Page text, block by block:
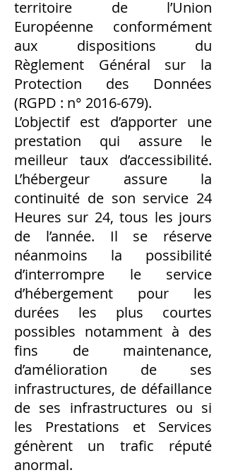
territoire de l’Union
Européenne conformément
aux dispositions du
Règlement Général sur la
Protection des Données
(RGPD : n° 2016-679).
L’objectif est d’apporter une
prestation qui assure le
meilleur taux d’accessibilité.
L’hébergeur assure la
continuité de son service 24
Heures sur 24, tous les jours
de l’année. Il se réserve
néanmoins la possibilité
d’interrompre le service
d’hébergement pour les
durées les plus courtes
possibles notamment à des
fins de maintenance,
d’amélioration de ses
infrastructures, de défaillance
de ses infrastructures ou si
les Prestations et Services
génèrent un trafic réputé
anormal.